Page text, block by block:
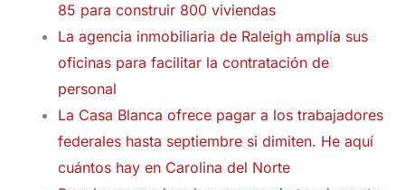
85 para construir 800 viviendas
La agencia inmobiliaria de Raleigh amplía sus
oficinas para facilitar la contratación de
personal
La Casa Blanca ofrece pagar a los trabajadores
federales hasta septiembre si dimiten. He aquí
cuántos hay en Carolina del Norte